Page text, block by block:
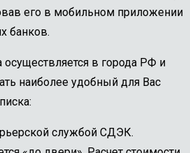
его в мобильном приложении
банков.
осуществляется в города РФ и
наиболее удобный для Вас
службой СДЭК.